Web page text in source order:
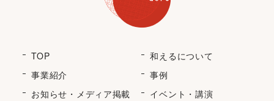
TOP
和えるについて
事業紹介
事例
お知らせ・メディア掲載
イベント・講演